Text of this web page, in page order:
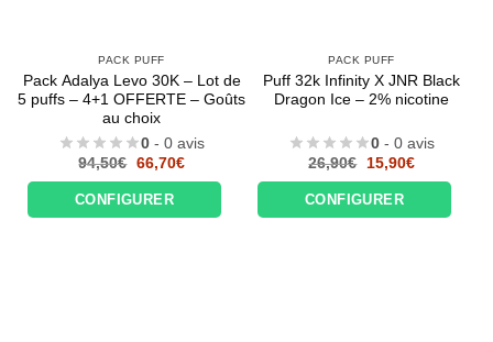
PACK PUFF
Pack Adalya Levo 30K – Lot de
5 puffs – 4+1 OFFERTE – Goûts
au choix
0 - 0 avis
94,50€ Le
initial
était :
94,50€.
66,70€Le
actuel
66,70€.
CONFIGURER
PACK PUFF
Puff 32k Infinity X JNR Black
Dragon Ice – 2% nicotine
0 - 0 avis
26,90€
Le
initial
était :
26,90€.
15,90€Le
actuel
15,90€.
CONFIGURER